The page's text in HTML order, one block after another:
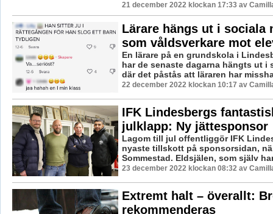
21 december 2022 klockan 17:33 av
Lärare hängs ut i sociala
som våldsverkare mot
En lärare på en grundskola i
har de senaste dagarna hängts ut i
där det påstås att läraren har
22 december 2022 klockan 10:17 av
IFK Lindesbergs
julklapp: Ny jättesponsor
Lagom till jul offentliggör IFK
nyaste tillskott på sponsorsidan,
Sommestad. Eldsjälen, som själv
23 december 2022 klockan 08:32 av
Extremt halt – överallt:
rekommenderas